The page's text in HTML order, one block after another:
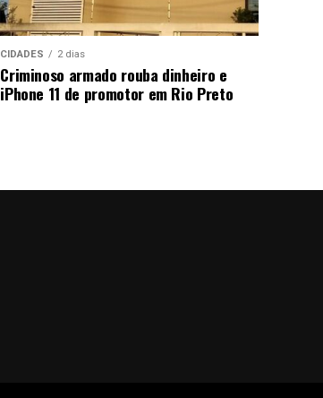
CIDADES 2 dias
Criminoso armado rouba dinheiro e
iPhone 11 de promotor em Rio Preto